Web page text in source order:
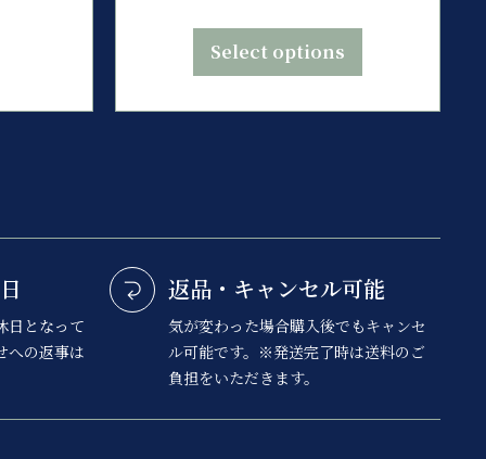
Select options
日となって
への返事は
返品・キャンセル可能
気が変わった場合購入後でもキャンセ
ル可能です。※発送完了時は送料のご
負担をいただきます。